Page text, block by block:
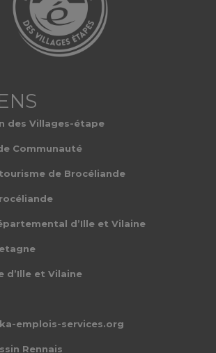
des Villages-étape
Communauté
de Brocéliande
d’Ille et Vilaine
d’Ille et Vilaine
emplois-services.org
Rennais